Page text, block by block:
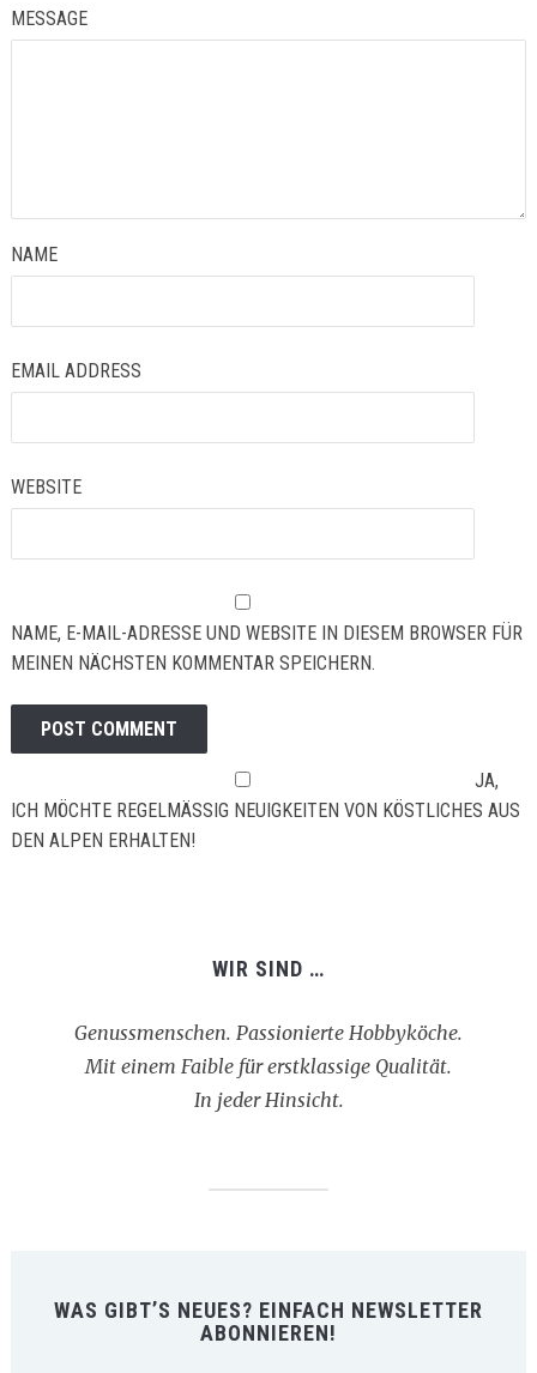
MESSAGE
NAME
EMAIL ADDRESS
WEBSITE
NAME, E-MAIL-ADRESSE UND WEBSITE IN DIESEM BROWSER FÜR
MEINEN NÄCHSTEN KOMMENTAR SPEICHERN.
JA,
ICH MÖCHTE REGELMÄSSIG NEUIGKEITEN VON KÖSTLICHES AUS D
EN ALPEN ERHALTEN!
WIR SIND …
Genussmenschen. Passionierte Hobbyköche.
Mit einem Faible für erstklassige Qualität.
In jeder Hinsicht.
WAS GIBT’S NEUES? EINFACH NEWSLETTER
ABONNIEREN!